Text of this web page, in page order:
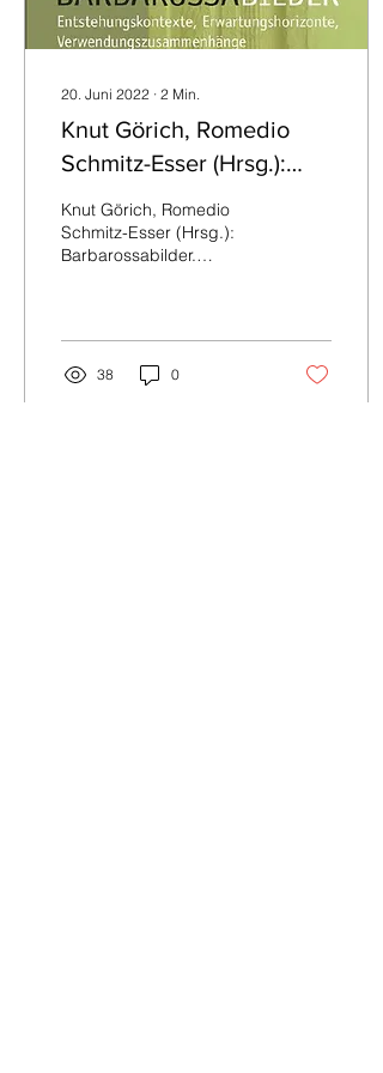
Bellaios und Hippokrates.
Zwei ephemere Könige
20. Juni 2022 ∙ 2 Min.
Knut Görich, Romedio
Schmitz-Esser (Hrsg.):
Barbarossabilder [...]
Knut Görich, Romedio
Schmitz-Esser (Hrsg.):
Barbarossabilder.
38 0